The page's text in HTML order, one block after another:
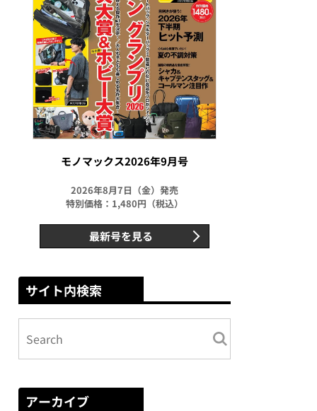
モノマックス2026年9月号
2026年8月7日（金）発売
特別価格：1,480円（税込）
最新号を見る
サイト内検索
アーカイブ